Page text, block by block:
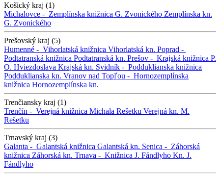
Košický kraj (1)
Michalovce - Zemplínska knižnica G. Zvonického Zemplínska kn.
G. Zvonického
Prešovský kraj (5)
Humenné - Vihorlatská knižnica Vihorlatská kn. Poprad -
Podtatranská knižnica Podtatranská kn. Prešov - Krajská knižnica P.
O. Hviezdoslava Krajská kn. Svidník - Podduklianska knižnica
Podduklianska kn. Vranov nad Topľou - Hornozemplínska
knižnica Hornozemplínska kn.
Trenčiansky kraj (1)
Trenčín - Verejná knižnica Michala Rešetku Verejná kn. M.
Rešetku
Trnavský kraj (3)
Galanta - Galantská knižnica Galantská kn. Senica - Záhorská
knižnica Záhorská kn. Trnava - Knižnica J. Fándlyho Kn. J.
Fándlyho